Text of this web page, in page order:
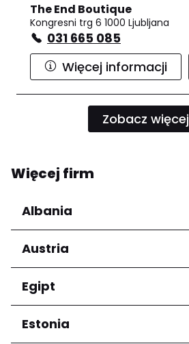
The End Boutique
Kongresni trg 6 1000 Ljubljana
031 665 085
Więcej informacji
Zobacz więcej
Więcej firm
Albania
Regiony
Qarku i Tiranës
Austria
Regiony
Niederösterreich
Salzburg
Egipt
Regiony
Estonia